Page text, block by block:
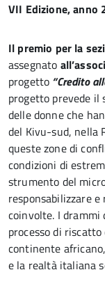
VII Edizione, anno
Il premio per la
assegnato
progetto “Credito
progetto prevede il
delle donne che
del Kivu-sud, nella
queste zone di
condizioni di
strumento del
responsabilizzare
coinvolte. I drammi
processo di
continente
e la realtà italiana